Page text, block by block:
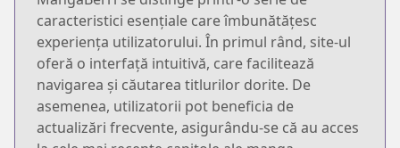
caracteristici esențiale care îmbunătățesc
experiența utilizatorului. În primul rând, site-ul
oferă o interfață intuitivă, care facilitează
navigarea și căutarea titlurilor dorite. De
asemenea, utilizatorii pot beneficia de
actualizări frecvente, asigurându-se că au acces